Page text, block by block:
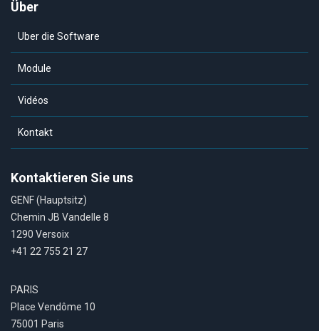
Über
Uber die Software
Module
Vidéos
Kontakt
Kontaktieren Sie uns
GENF (Hauptsitz)
Chemin JB Vandelle 8
1290 Versoix
+41 22 755 21 27
PARIS
Place Vendôme 10
75001 Paris